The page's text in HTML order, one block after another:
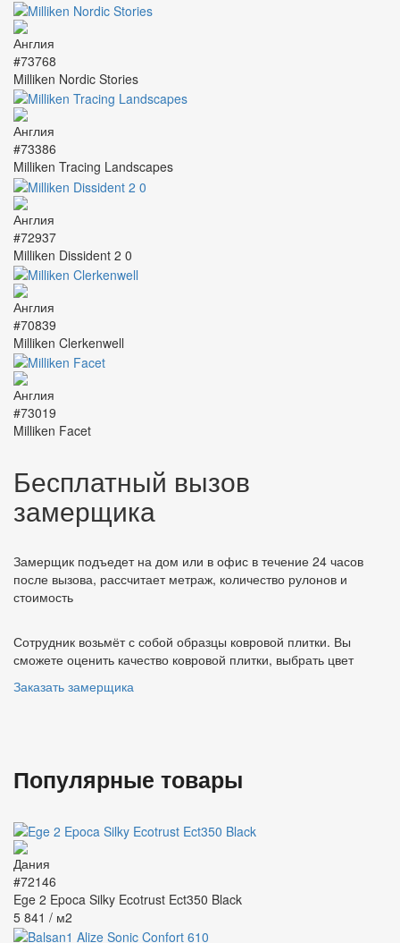
#73768
Milliken Nordic Stories
#73386
Milliken Tracing Landscapes
#72937
Milliken Dissident 2 0
#70839
Milliken Clerkenwell
#73019
Milliken Facet
Бесплатный вызов
замерщика
Замерщик подъедет на дом или в офис в течение 24 часов
после вызова, рассчитает метраж, количество рулонов и
стоимость
Сотрудник возьмёт с собой образцы ковровой плитки. Вы
сможете оценить качество ковровой плитки, выбрать цвет
Заказать замерщика
Популярные товары
#72146
Ege 2 Epoca Silky Ecotrust Ect350 Black
5 841 / м2